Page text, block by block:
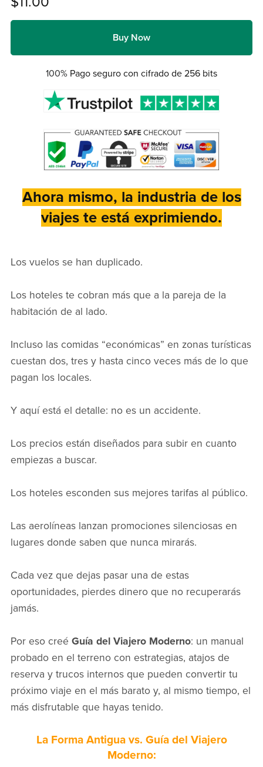
Buy Now
100% Pago seguro con cifrado de 256 bits
Ahora mismo, la industria de los
viajes te está exprimiendo.
Los vuelos se han duplicado.
Los hoteles te cobran más que a la pareja de la
habitación de al lado.
Incluso las comidas “económicas” en zonas turísticas
cuestan dos, tres y hasta cinco veces más de lo que
pagan los locales.
Y aquí está el detalle: no es un accidente.
Los precios están diseñados para subir en cuanto
empiezas a buscar.
Los hoteles esconden sus mejores tarifas al público.
Las aerolíneas lanzan promociones silenciosas en
lugares donde saben que nunca mirarás.
Cada vez que dejas pasar una de estas
oportunidades, pierdes dinero que no recuperarás
jamás.
Por eso creé Guía del Viajero Moderno: un manual
probado en el terreno con estrategias, atajos de
reserva y trucos internos que pueden convertir tu
próximo viaje en el más barato y, al mismo tiempo, el
más disfrutable que hayas tenido.
La Forma Antigua vs. Guía del Viajero
Moderno: